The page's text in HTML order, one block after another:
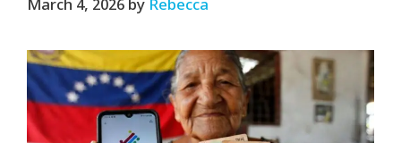
March 4, 2026 by Rebecca